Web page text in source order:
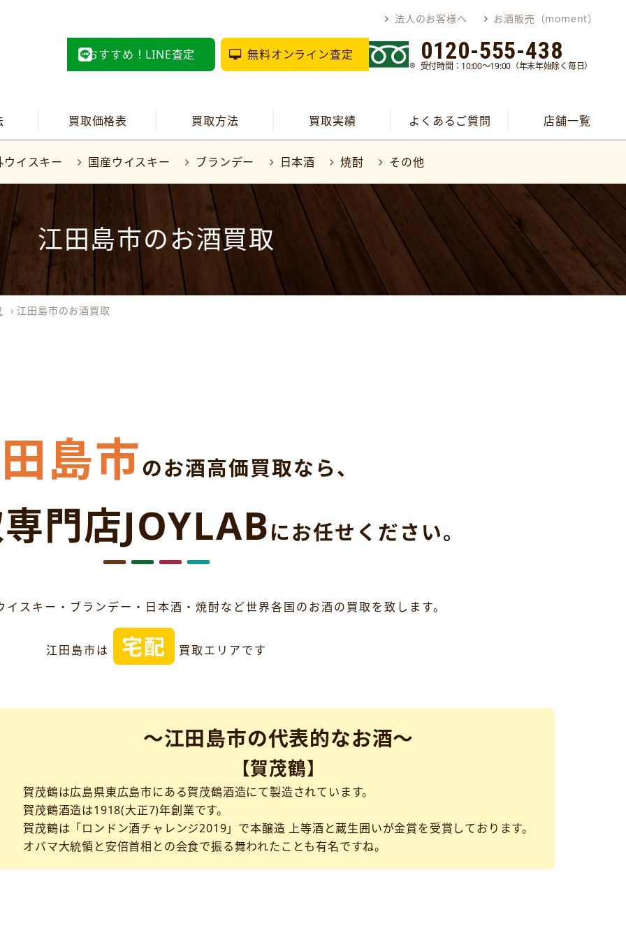
法人のお客様へ お酒販売（moment）
おすすめ！LINE査定 無料オンライン査定 0120-555-438
受付時間：10:00～19:00（年末年始除く毎日）
買取価格表 買取方法 買取実績 よくあるご質問 店舗一覧
ウイスキー 国産ウイスキー ブランデー 日本酒 焼酎 その他
江田島市のお酒買取
› 江田島市のお酒買取
島市のお酒高価買取なら、
門店JOYLABにお任せください。
スキー・ブランデー・日本酒・焼酎など世界各国のお酒の買取を致します。
江田島市は 宅配 買取エリアです
～江田島市の代表的なお酒～
【賀茂鶴】
賀茂鶴は広島県東広島市にある賀茂鶴酒造にて製造されています。
賀茂鶴酒造は1918(大正7)年創業です。
賀茂鶴は「ロンドン酒チャレンジ2019」で本醸造 上等酒と蔵生囲いが金賞を受賞しております。
オバマ大統領と安倍首相との会食で振る舞われたことも有名ですね。